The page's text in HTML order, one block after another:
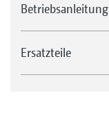
Betriebsanleitung
Ersatzteile